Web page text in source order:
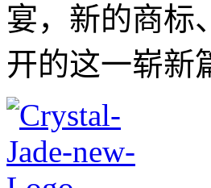
宴，新的商标
开的这一崭新